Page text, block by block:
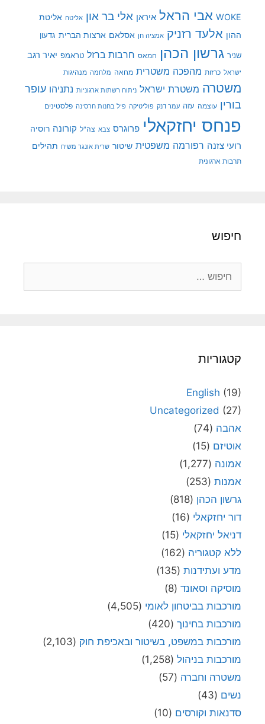
WOKE אבי הראל איראן אלי בר און אליטה אליטת
ההון אלעד רזניק אמציה חן אסלאם ארצות הברית גדעון
שניר גרשון הכהן חמאס חרבות ברזל טראמפ יאיר רגב
ישראל כרזות מהפכה משטרית מחאה מלחמה מנהיגות
משטרה משטרת ישראל ניתוח רשתות ארגוניות נתניהו עופר
בורין עוצמה עזה עמר דנק פוליטיקה פיל בחנות חרסינה פלסטינים
פנחס יחזקאלי פרוגרס צבא צה"ל קורונה רוסיה
רועי צזנה רפורמה משפטית שיטור שרית אונגר משיח תהילים
תרבות ארגונית
חיפוש
קטגוריות
English (19)
Uncategorized (27)
אהבה (74)
אוטיזם (15)
אמונה (1,277)
אמנות (253)
גרשון הכהן (818)
דור יחזקאלי (16)
דניאל יחזקאלי (15)
ללא קטגוריה (162)
מדע ועתידנות (135)
מוסיקה וסאונד (8)
מורכבות בביטחון לאומי (4,505)
מורכבות בחינוך (420)
מורכבות במשפט, בשיטור ובאכיפת חוק (2,103)
מורכבות בניהול (1,258)
משטרה וחברה (57)
נשים (43)
סדנאות וקורסים (10)